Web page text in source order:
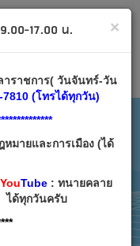
รสมาชิก
×
17.00 น.
าราชการ( วันจันทร์-วัน
7810 (โทรได้ทุกวัน)
มายและการเมือง (ได้
YouTube: ทนายคลาย
ได้ทุกวันครับ